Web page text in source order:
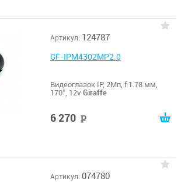
Артикул: 124787
GF-IPM4302MP2.0
Видеоглазок IP, 2Мп, f 1.78 мм,
170°, 12v Giraffe
6 270
Артикул: 074780